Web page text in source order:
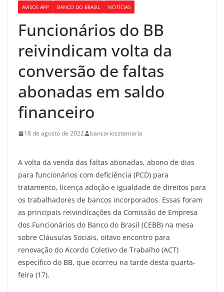
AVISOS APP BANCO DO BRASIL NOTÍCIAS
Funcionários do BB
reivindicam volta da
conversão de faltas
abonadas em saldo
financeiro
18 de agosto de 2022 bancariosstamaria
A volta da venda das faltas abonadas, abono de dias
para funcionários com deficiência (PCD) para
tratamento, licença adoção e igualdade de direitos para
os trabalhadores de bancos incorporados. Essas foram
as principais reivindicações da Comissão de Empresa
dos Funcionários do Banco do Brasil (CEBB) na mesa
sobre Cláusulas Sociais, oitavo encontro para
renovação do Acordo Coletivo de Trabalho (ACT)
específico do BB, que ocorreu na tarde desta quarta-
feira (17).